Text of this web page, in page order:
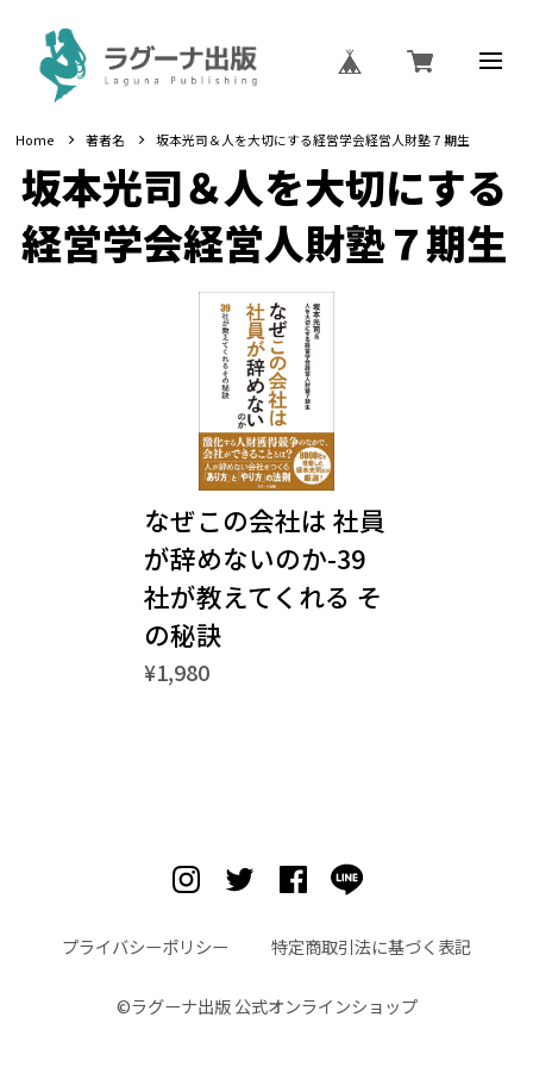
Home 著者名 坂本光司＆人を大切にする経営学会経営人財塾７期生
坂本光司＆人を大切にする
経営学会経営人財塾７期生
なぜこの会社は 社員
が辞めないのか-39
社が教えてくれる そ
の秘訣
¥1,980
プライバシーポリシー 特定商取引法に基づく表記
©︎ラグーナ出版 公式オンラインショップ